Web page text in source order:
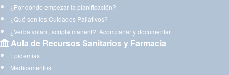
¿Por dónde empezar la planificación?
¿Qué son los Cuidados Paliativos?
¿Verba volant, scripta manent?. Acompañar y documentar.
Aula de Recursos Sanitarios y Farmacia
Epidemias
Medicamentos